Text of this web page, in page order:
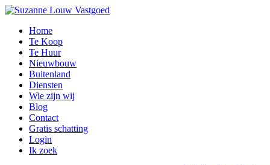
Home
Te Koop
Te Huur
Nieuwbouw
Buitenland
Diensten
Wie zijn wij
Blog
Contact
Gratis schatting
Login
Ik zoek